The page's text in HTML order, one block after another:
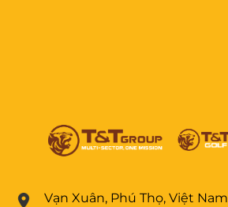
Vạn Xuân, Phú Thọ, Việt Nam